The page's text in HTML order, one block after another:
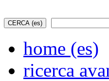
home (es)
ricerca